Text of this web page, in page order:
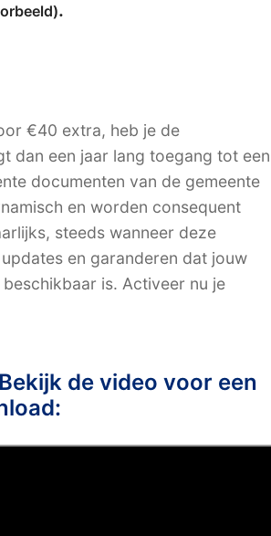
.
€40 extra, heb je de
dan een jaar lang toegang tot een
documenten van de gemeente
en worden consequent
steeds wanneer deze
en garanderen dat jouw
is. Activeer nu je
de video voor een